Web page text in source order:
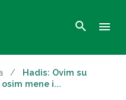
search menu
/
Hadis: Ovim su
mene i...